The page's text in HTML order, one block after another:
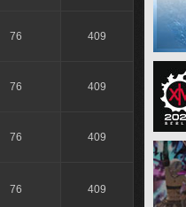
76 409
76 409
76 409
76 409